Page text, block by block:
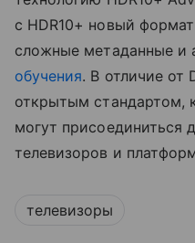
с HDR10+ новый
сложные метаданные и
обучения. В отличие от
открытым стандартом,
могут присоединиться
телевизоров и
телевизоры